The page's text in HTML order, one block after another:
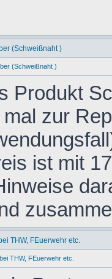
(Schweißnaht )
(Schweißnaht )
Produkt
zur
ist mit
THW, FEuerwehr etc.
THW, FEuerwehr etc.